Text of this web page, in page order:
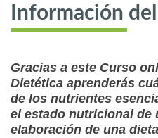
Información
Gracias a este Curso
Dietética aprenderás
de los nutrientes
el estado nutricional de
elaboración de una